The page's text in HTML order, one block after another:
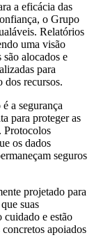
a eficácia das
o Grupo
Relatórios
uma visão
alocados e
para
dos recursos.
a segurança
para proteger as
Protocolos
os dados
seguros
projetado para
suas
cuidado e estão
apoiados